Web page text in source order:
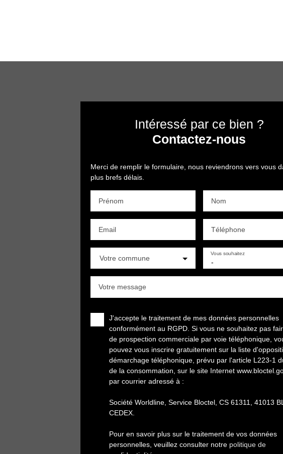
Intéressé par ce bien ?
Contactez-nous
Merci de remplir le formulaire, nous reviendrons vers vous
plus brefs délais.
Prénom Nom
Email Téléphone
Votre commune -
Vous souhaitez
Votre message
J'accepte le traitement de mes données personnelles
conformément au RGPD. Si vous ne souhaitez pas
de prospection commerciale par voie téléphonique,
pouvez vous inscrire gratuitement sur la liste
démarchage téléphonique, prévu par l'article L223-1
de la consommation, sur le site Internet
par courrier adressé à :
Société Worldline, Service Bloctel, CS 61311, 41013
CEDEX.
Pour en savoir plus sur le traitement de vos données
personnelles, veuillez consulter notre politique de